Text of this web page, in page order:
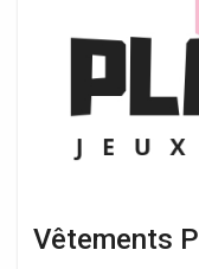
Vêtements